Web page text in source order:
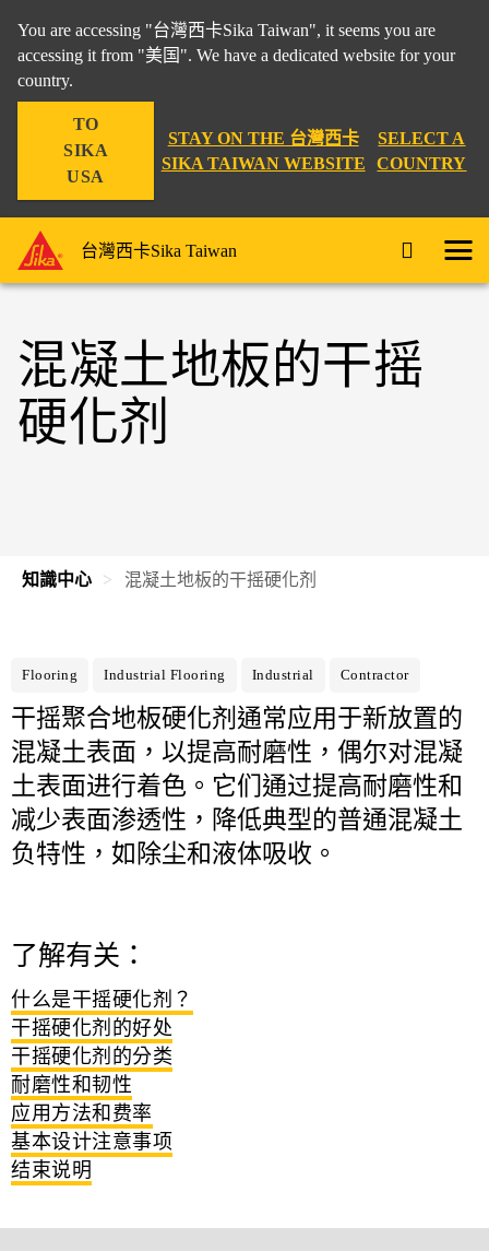
You are accessing "台灣西卡Sika Taiwan", it seems you are
accessing it from "美国". We have a dedicated website for your
country.
TO
SIKA
USA
STAY ON THE 台灣西卡
SIKA TAIWAN WEBSITE
SELECT A
COUNTRY
台灣西卡Sika Taiwan
混凝土地板的干摇
硬化剂
知識中心 混凝土地板的干摇硬化剂
Flooring Industrial Flooring Industrial Contractor
干摇聚合地板硬化剂通常应用于新放置的
混凝土表面，以提高耐磨性，偶尔对混凝
土表面进行着色。它们通过提高耐磨性和
减少表面渗透性，降低典型的普通混凝土
负特性，如除尘和液体吸收。
了解有关：
什么是干摇硬化剂？
干摇硬化剂的好处
干摇硬化剂的分类
耐磨性和韧性
应用方法和费率
基本设计注意事项
结束说明